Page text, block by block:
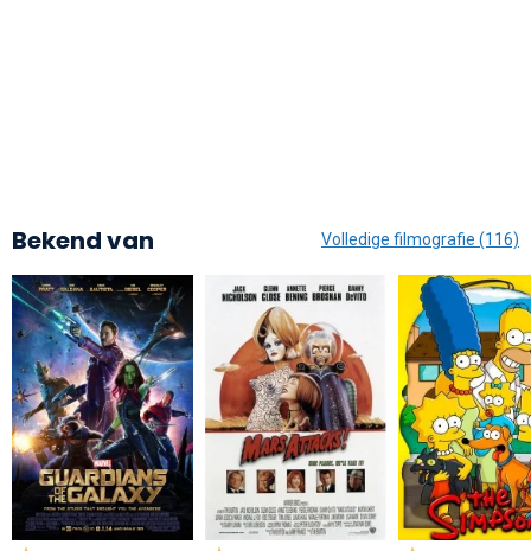
Bekend van Volledige filmografie (116)